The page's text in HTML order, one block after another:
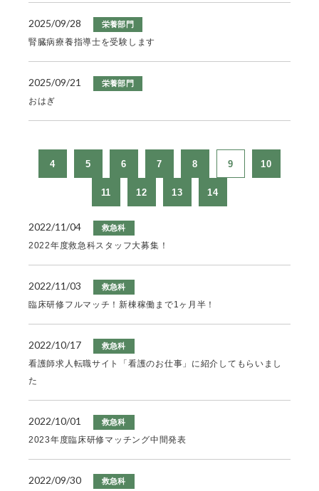
2025/09/28 栄養部門
腎臓病療養指導士を受験します
2025/09/21 栄養部門
おはぎ
4 5 6 7 8 9 10
11 12 13 14
2022/11/04 救急科
2022年度救急科スタッフ大募集！
2022/11/03 救急科
臨床研修フルマッチ！新棟稼働まで1ヶ月半！
2022/10/17 救急科
看護師求人転職サイト「看護のお仕事」に紹介してもらいまし
た
2022/10/01 救急科
2023年度臨床研修マッチング中間発表
2022/09/30 救急科